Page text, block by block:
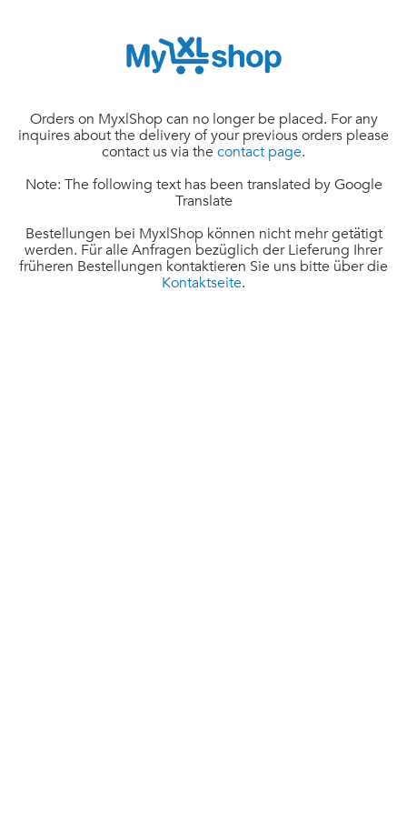
Orders on MyxlShop can no longer be placed. For any
inquires about the delivery of your previous orders please
contact us via the contact page.
Note: The following text has been translated by Google
Translate
Bestellungen bei MyxlShop können nicht mehr getätigt
werden. Für alle Anfragen bezüglich der Lieferung Ihrer
früheren Bestellungen kontaktieren Sie uns bitte über die
Kontaktseite.